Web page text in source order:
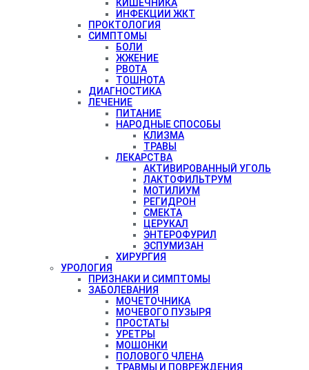
КИШЕЧНИКА
ИНФЕКЦИИ ЖКТ
ПРОКТОЛОГИЯ
СИМПТОМЫ
БОЛИ
ЖЖЕНИЕ
РВОТА
ТОШНОТА
ДИАГНОСТИКА
ЛЕЧЕНИЕ
ПИТАНИЕ
НАРОДНЫЕ СПОСОБЫ
КЛИЗМА
ТРАВЫ
ЛЕКАРСТВА
АКТИВИРОВАННЫЙ УГОЛЬ
ЛАКТОФИЛЬТРУМ
МОТИЛИУМ
РЕГИДРОН
СМЕКТА
ЦЕРУКАЛ
ЭНТЕРОФУРИЛ
ЭСПУМИЗАН
ХИРУРГИЯ
УРОЛОГИЯ
ПРИЗНАКИ И СИМПТОМЫ
ЗАБОЛЕВАНИЯ
МОЧЕТОЧНИКА
МОЧЕВОГО ПУЗЫРЯ
ПРОСТАТЫ
УРЕТРЫ
МОШОНКИ
ПОЛОВОГО ЧЛЕНА
ТРАВМЫ И ПОВРЕЖДЕНИЯ